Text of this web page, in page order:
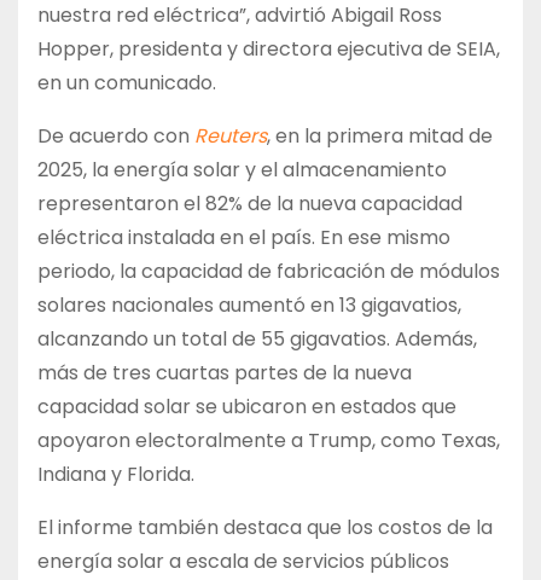
nuestra red eléctrica”, advirtió Abigail Ross
Hopper, presidenta y directora ejecutiva de SEIA,
en un comunicado.
De acuerdo con Reuters, en la primera mitad de
2025, la energía solar y el almacenamiento
representaron el 82% de la nueva capacidad
eléctrica instalada en el país. En ese mismo
periodo, la capacidad de fabricación de módulos
solares nacionales aumentó en 13 gigavatios,
alcanzando un total de 55 gigavatios. Además,
más de tres cuartas partes de la nueva
capacidad solar se ubicaron en estados que
apoyaron electoralmente a Trump, como Texas,
Indiana y Florida.
El informe también destaca que los costos de la
energía solar a escala de servicios públicos